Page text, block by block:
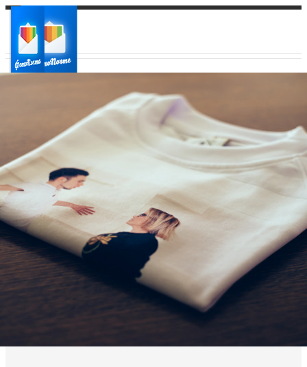
Ваш регион доставки
Выберите из списка: